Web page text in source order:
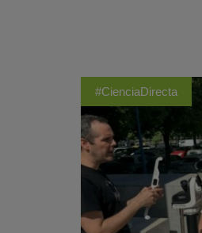
#CienciaDirecta